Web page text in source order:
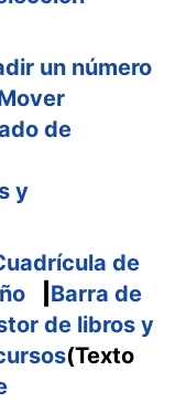
un número
de
y
de
Barra de
de libros y
(Texto